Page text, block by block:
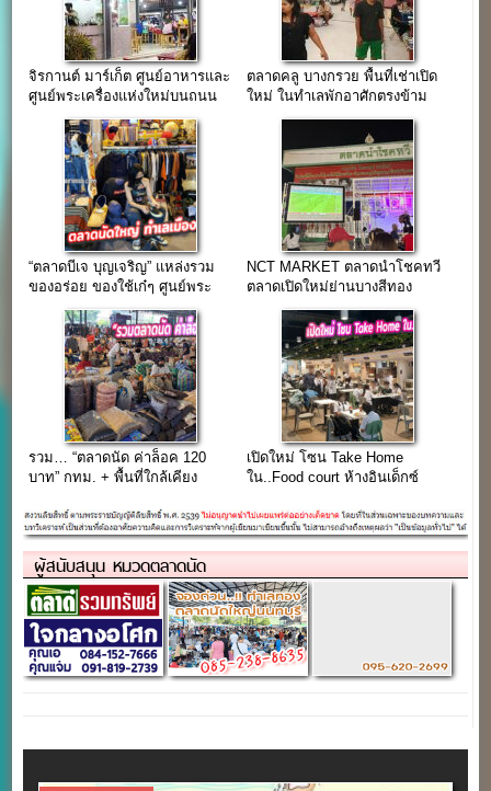
จิรกานต์ มาร์เก็ต ศูนย์อาหารและ
ศูนย์พระเครื่องแห่งใหม่บนถนน
ตลาดคลู บางกรวย พื้นที่เช่าเปิด
ใหม่ ในทำเลพักอาศักตรงข้าม
“ตลาดบีเจ บุญเจริญ” แหล่งรวม
ของอร่อย ของใช้เก๋ๆ ศูนย์พระ
เครื่อง ทำเลเมืองทองธานี
NCT MARKET ตลาดนำโชคทวี
ตลาดเปิดใหม่ย่านบางสีทอง
รวม… “ตลาดนัด ค่าล็อค 120
บาท” กทม. + พื้นที่ใกล้เคียง
เปิดใหม่ โซน Take Home
ใน..Food court ห้างอินเด็กซ์
ผู้สนับสนุน หมวดตลาดนัด